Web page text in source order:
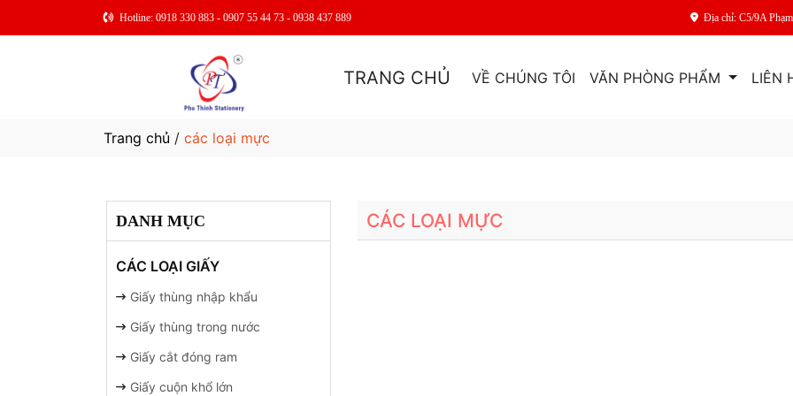
Hotline: 0918 330 883 - 0907 55 44 73 - 0938 437 889 Địa chỉ: C5/9A
TRANG CHỦ VỀ CHÚNG TÔI VĂN PHÒNG PHẨM LIÊN
Trang chủ / các loại mực
DANH MỤC
CÁC LOẠI GIẤY
Giấy thùng nhập khẩu
Giấy thùng trong nước
Giấy cắt đóng ram
Giấy cuộn khổ lớn
CÁC LOẠI MỰC